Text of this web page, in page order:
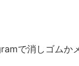
で消しゴムか